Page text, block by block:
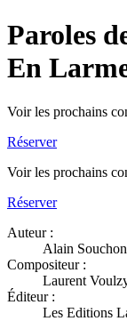
Paroles
En
Voir les prochains
Réserver
Voir les prochains
Réserver
Auteur :
Alain Souchon
Compositeur :
Laurent
Éditeur :
Les Editions